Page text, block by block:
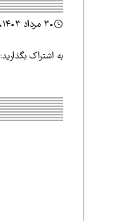
۳۰ مرداد ۱۴۰۳، ۸:۱۵
به اشتراک بگذارید: